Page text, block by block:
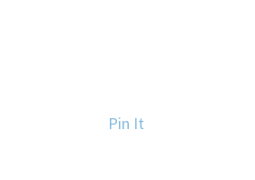
Pin It